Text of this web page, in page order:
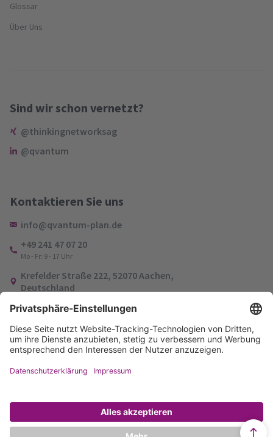
Glossar
Über Uns
Sind wir schon vernetzt?
@thinkingnetworksag
@qvantum
Kontaktieren Sie uns
info@qvantum-plan.de
+49 241 47 07 20
Mo - Fr: 9 - 17 Uhr
Krefelder Straße 222, 52070 Aachen,
Deutschland
© 2026 Thinking Networks AG
Impressum
Datenschutzerklärung